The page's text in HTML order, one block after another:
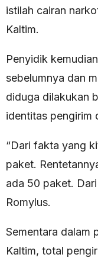
istilah cairan
Kaltim.
Penyidik
sebelumnya dan
diduga dilakukan
identitas pengirim
“Dari fakta yang
paket.
ada 50 paket.
Romylus.
Sementara dalam
Kaltim, total